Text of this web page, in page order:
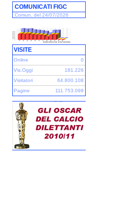
COMUNICATI FIGC
Comun. del 24/07/2026
VISITE
Online
0
Vis.Oggi
181.226
Visitatori
64.800.108
Pagine
111.753.099